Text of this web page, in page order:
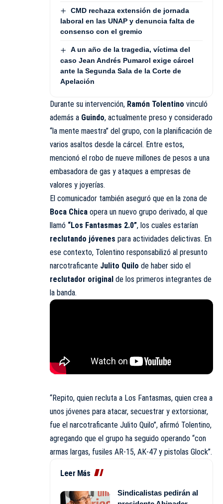
CMD rechaza extensión de jornada
laboral en las UNAP y denuncia falta de
consenso con el gremio
A un año de la tragedia, víctima del
caso Jean Andrés Pumarol exige cárcel
ante la Segunda Sala de la Corte de
Apelación
Durante su intervención, Ramón Tolentino vinculó
además a Guindo, actualmente preso y considerado
“la mente maestra” del grupo, con la planificación de
varios asaltos desde la cárcel. Entre estos,
mencionó el robo de nueve millones de pesos a una
embasadora de gas y ataques a empresas de
valores y joyerías.
El comunicador también aseguró que en la zona de
Boca Chica opera un nuevo grupo derivado, al que
llamó “Los Fantasmas 2.0”, los cuales estarían
reclutando jóvenes para actividades delictivas. En
ese contexto, Tolentino responsabilizó al presunto
narcotraficante Julito Quilo de haber sido el
reclutador original de los primeros integrantes de
la banda.
“Repito, quien recluta a Los Fantasmas, quien crea a
unos jóvenes para atacar, secuestrar y extorsionar,
fue el narcotraficante Julito Quilo”, afirmó Tolentino,
agregando que el grupo ha seguido operando “con
armas largas, fusiles AR-15, AK-47 y pistolas Glock”.
Leer Más
Sindicalistas pedirán al